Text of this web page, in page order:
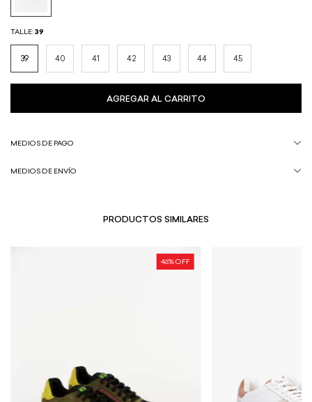
TALLE:39
39 40 41 42 43 44 45
MEDIOS DE PAGO
MEDIOS DE ENVÍO
PRODUCTOS SIMILARES
46% OFF